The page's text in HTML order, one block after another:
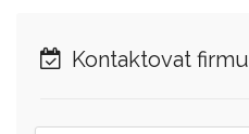
Kontaktovat firmu